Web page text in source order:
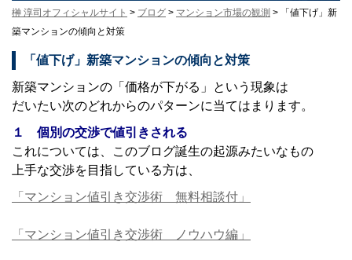
榊 淳司オフィシャルサイト > ブログ > マンション市場の観測 > 「値下げ」新
築マンションの傾向と対策
「値下げ」新築マンションの傾向と対策
新築マンションの「価格が下がる」という現象は
だいたい次のどれからのパターンに当てはまります。
１ 個別の交渉で値引きされる
これについては、このブログ誕生の起源みたいなもの
上手な交渉を目指している方は、
「マンション値引き交渉術 無料相談付」
「マンション値引き交渉術 ノウハウ編」